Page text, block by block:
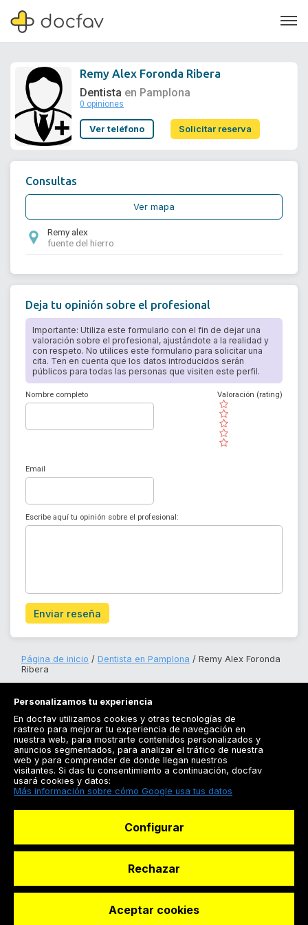
Soporte
Remy Alex Foronda Ribera
Dentista en Pamplona
0 opiniones
Ver teléfono Solicitar reserva
Consultas
Ver mapa
Remy alex
fuente del hierro
Deja tu opinión sobre el profesional
Importante: Utiliza este formulario con el fin de dejar una
valoración sobre el profesional, ajustándote a la realidad y
con respeto. No utilices este formulario para solicitar una
cita. Ten en cuenta que los datos introducidos serán
públicos para todas las personas que visiten este perfil.
Nombre completo
( )
( )
( )
( )
( )
Valoración (rating)
Email
Escribe aquí tu opinión sobre el profesional:
Enviar reseña
Página de inicio Dentista en Pamplona
Remy Alex Foronda
Ribera
Registrarse
Docfav
© Dashboard Technologies S.L
Personalizamos tu experiencia
En docfav utilizamos cookies y otras tecnologías de
rastreo para mejorar tu experiencia de navegación en
nuestra web, para mostrarte contenidos personalizados y
anuncios segmentados, para analizar el tráfico de nuestra
web y para comprender de donde llegan nuestros
visitantes. Si das tu consentimiento a continuación, docfav
usará cookies y datos:
Más información sobre cómo Google usa tus datos
Configurar
Rechazar
Aceptar cookies